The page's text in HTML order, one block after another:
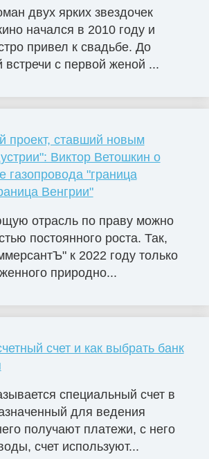
двух ярких звездочек
начался в 2010 году и
привел к свадьбе. До
встречи с первой женой ...
проект, ставший новым
Виктор Ветошкин о
газопровода "граница
Венгрии"
отрасль по праву можно
постоянного роста. Так,
к 2022 году только
природно...
счет и как выбрать банк
специальный счет в
для ведения
получают платежи, с него
счет используют...